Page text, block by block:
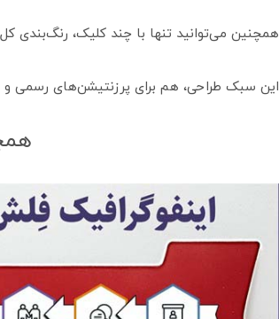
همچنین می‌توانید تنها با چند کلیک، رنگ‌بندی
این سبک طراحی، هم برای پرزنتیشن‌های رسمی